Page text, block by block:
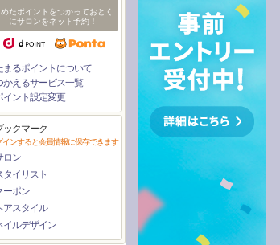
めたポイントをつかっておとく
にサロンをネット予約！
まるポイントについて
かえるサービス一覧
イント設定変更
ックマーク
インすると会員情報に保存できます
ロン
タイリスト
ーポン
アスタイル
イルデザイン